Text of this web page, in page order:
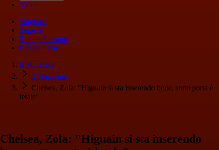
Video
Stagione
Serie A
Europa League
Coppa Italia
Il Milanista
Z.Gazzanet
Chelsea, Zola: "Higuain si sta inserendo bene, sotto porta è
letale"
Chelsea, Zola: "Higuain si sta inserendo